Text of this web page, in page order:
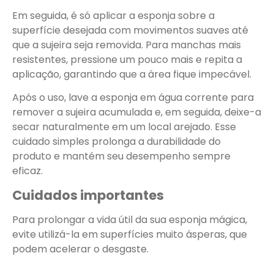
Em seguida, é só aplicar a esponja sobre a
superfície desejada com movimentos suaves até
que a sujeira seja removida. Para manchas mais
resistentes, pressione um pouco mais e repita a
aplicação, garantindo que a área fique impecável.
Após o uso, lave a esponja em água corrente para
remover a sujeira acumulada e, em seguida, deixe-a
secar naturalmente em um local arejado. Esse
cuidado simples prolonga a durabilidade do
produto e mantém seu desempenho sempre
eficaz.
Cuidados importantes
Para prolongar a vida útil da sua esponja mágica,
evite utilizá-la em superfícies muito ásperas, que
podem acelerar o desgaste.